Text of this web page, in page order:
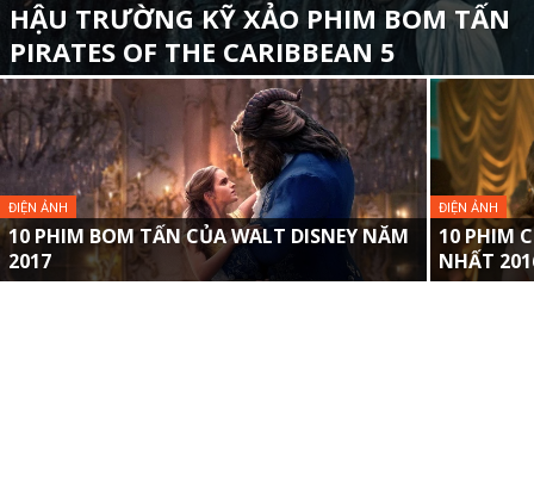
HẬU TRƯỜNG KỸ XẢO PHIM BOM TẤN
PIRATES OF THE CARIBBEAN 5
ĐIỆN ẢNH
10 PHIM BOM TẤN CỦA WALT DISNEY NĂM
2017
ĐIỆN ẢNH
10 PHIM
NHẤT